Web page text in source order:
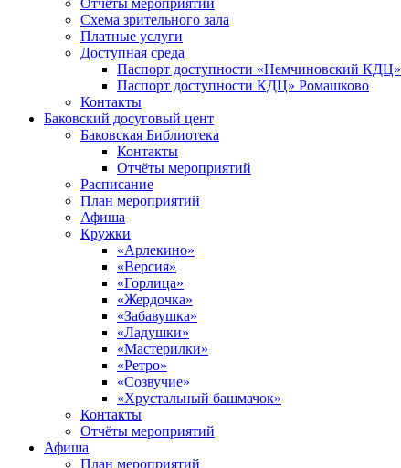
Отчёты мероприятий
Схема зрительного зала
Платные услуги
Доступная среда
Паспорт доступности «Немчиновский КДЦ»
Паспорт доступности КДЦ» Ромашково
Контакты
Баковский досуговый цент
Баковская Библиотека
Контакты
Отчёты мероприятий
Расписание
План мероприятий
Афиша
Кружки
«Арлекино»
«Версия»
«Горлица»
«Жердочка»
«Забавушка»
«Ладушки»
«Мастерилки»
«Ретро»
«Созвучие»
«Хрустальный башмачок»
Контакты
Отчёты мероприятий
Афиша
План мероприятий